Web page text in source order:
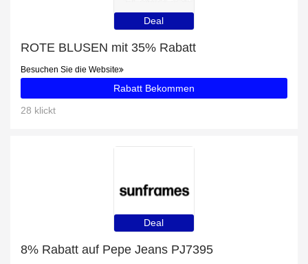
Deal
ROTE BLUSEN mit 35% Rabatt
Besuchen Sie die Website
Rabatt Bekommen
28 klickt
Deal
8% Rabatt auf Pepe Jeans PJ7395